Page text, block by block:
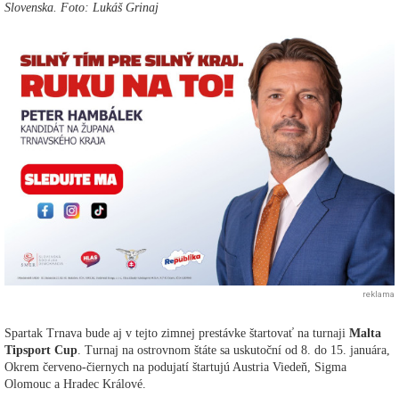
Slovenska. Foto: Lukáš Grinaj
reklama
Spartak Trnava bude aj v tejto zimnej prestávke štartovať na turnaji Malta
Tipsport Cup. Turnaj na ostrovnom štáte sa uskutoční od 8. do 15. januára,
Okrem červeno-čiernych na podujatí štartujú Austria Viedeň, Sigma
Olomouc a Hradec Králové.